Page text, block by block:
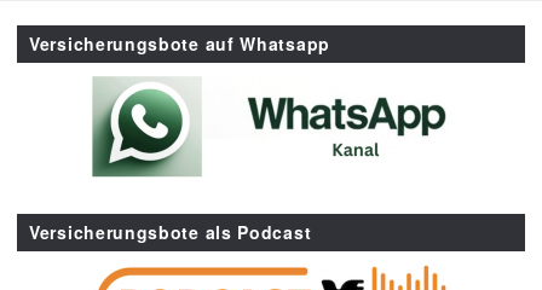
Versicherungsbote auf Whatsapp
Versicherungsbote als Podcast